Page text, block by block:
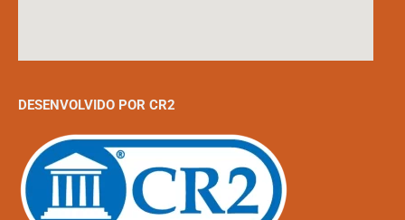
DESENVOLVIDO POR CR2